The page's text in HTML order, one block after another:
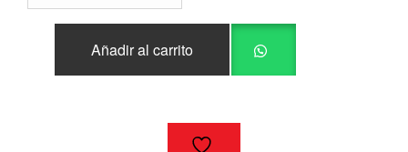
ACONDICIONADO
NISSAN
Añadir al carrito